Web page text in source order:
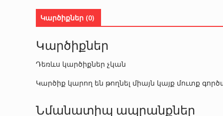
Կարծիքներ (0)
Կարծիքներ
Դեռևս կարծիքներ չկան
Կարծիք կարող են թողնել միայն կայք մուտք
Նմանատիպ ապրանքներ